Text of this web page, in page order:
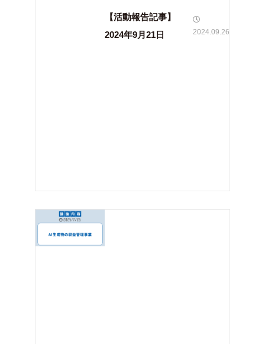
【活動報告記事】
2024年9月21日
2024.09.26